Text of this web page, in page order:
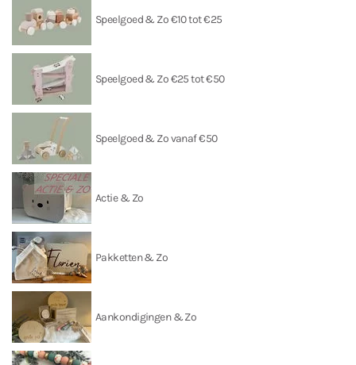
Speelgoed & Zo €10 tot €25
Speelgoed & Zo €25 tot €50
Speelgoed & Zo vanaf €50
Actie & Zo
Pakketten & Zo
Aankondigingen & Zo